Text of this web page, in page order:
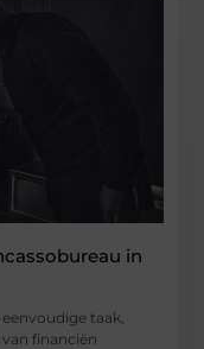
in
taak,
financiën